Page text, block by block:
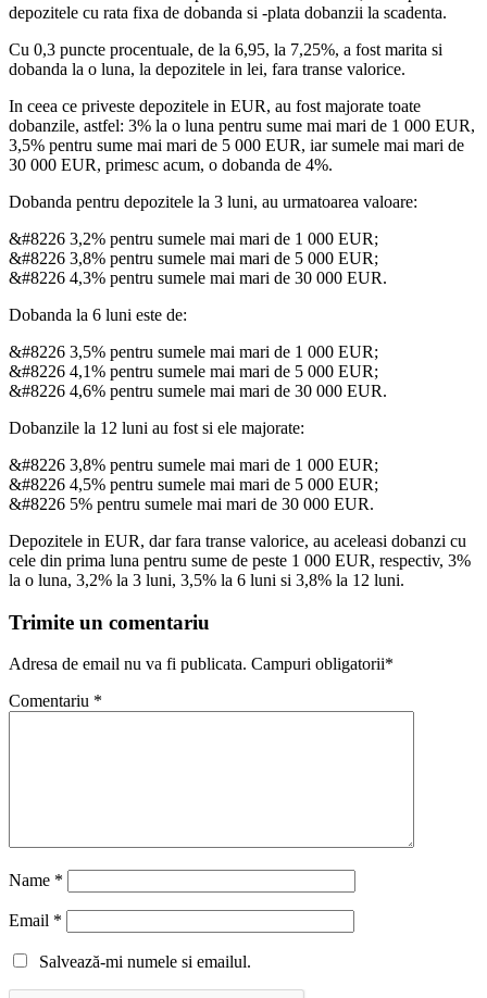
depozitele cu rata fixa de dobanda si -plata dobanzii la scadenta.
Cu 0,3 puncte procentuale, de la 6,95, la 7,25%, a fost marita si
dobanda la o luna, la depozitele in lei, fara transe valorice.
In ceea ce priveste depozitele in EUR, au fost majorate toate
dobanzile, astfel: 3% la o luna pentru sume mai mari de 1 000 EUR,
3,5% pentru sume mai mari de 5 000 EUR, iar sumele mai mari de
30 000 EUR, primesc acum, o dobanda de 4%.
Dobanda pentru depozitele la 3 luni, au urmatoarea valoare:
&#8226 3,2% pentru sumele mai mari de 1 000 EUR;
&#8226 3,8% pentru sumele mai mari de 5 000 EUR;
&#8226 4,3% pentru sumele mai mari de 30 000 EUR.
Dobanda la 6 luni este de:
&#8226 3,5% pentru sumele mai mari de 1 000 EUR;
&#8226 4,1% pentru sumele mai mari de 5 000 EUR;
&#8226 4,6% pentru sumele mai mari de 30 000 EUR.
Dobanzile la 12 luni au fost si ele majorate:
&#8226 3,8% pentru sumele mai mari de 1 000 EUR;
&#8226 4,5% pentru sumele mai mari de 5 000 EUR;
&#8226 5% pentru sumele mai mari de 30 000 EUR.
Depozitele in EUR, dar fara transe valorice, au aceleasi dobanzi cu
cele din prima luna pentru sume de peste 1 000 EUR, respectiv, 3%
la o luna, 3,2% la 3 luni, 3,5% la 6 luni si 3,8% la 12 luni.
Trimite un comentariu
Adresa de email nu va fi publicata. Campuri obligatorii*
Comentariu *
Name *
Email *
Salvează-mi numele si emailul.